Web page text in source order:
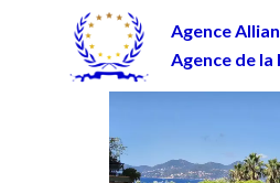
Agence
Agence de la